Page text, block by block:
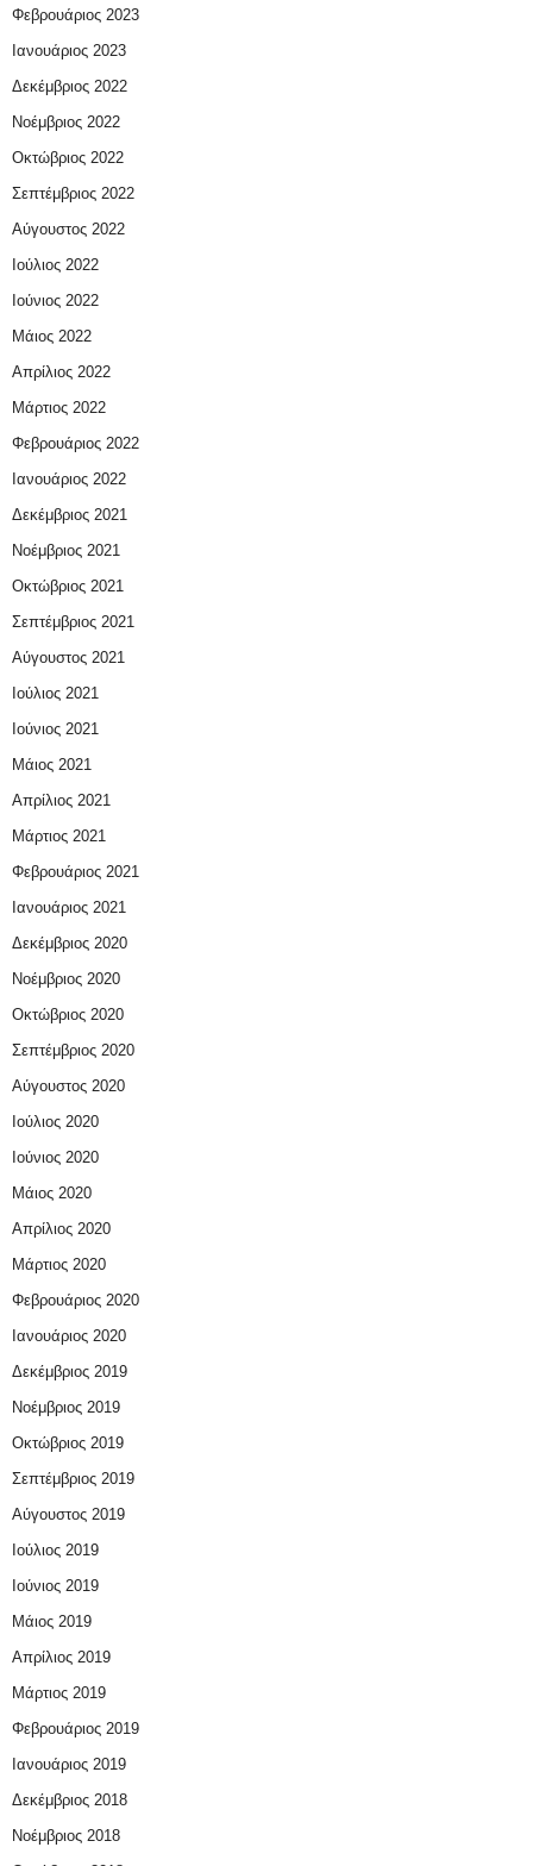
Φεβρουάριος 2023
Ιανουάριος 2023
Δεκέμβριος 2022
Νοέμβριος 2022
Οκτώβριος 2022
Σεπτέμβριος 2022
Αύγουστος 2022
Ιούλιος 2022
Ιούνιος 2022
Μάιος 2022
Απρίλιος 2022
Μάρτιος 2022
Φεβρουάριος 2022
Ιανουάριος 2022
Δεκέμβριος 2021
Νοέμβριος 2021
Οκτώβριος 2021
Σεπτέμβριος 2021
Αύγουστος 2021
Ιούλιος 2021
Ιούνιος 2021
Μάιος 2021
Απρίλιος 2021
Μάρτιος 2021
Φεβρουάριος 2021
Ιανουάριος 2021
Δεκέμβριος 2020
Νοέμβριος 2020
Οκτώβριος 2020
Σεπτέμβριος 2020
Αύγουστος 2020
Ιούλιος 2020
Ιούνιος 2020
Μάιος 2020
Απρίλιος 2020
Μάρτιος 2020
Φεβρουάριος 2020
Ιανουάριος 2020
Δεκέμβριος 2019
Νοέμβριος 2019
Οκτώβριος 2019
Σεπτέμβριος 2019
Αύγουστος 2019
Ιούλιος 2019
Ιούνιος 2019
Μάιος 2019
Απρίλιος 2019
Μάρτιος 2019
Φεβρουάριος 2019
Ιανουάριος 2019
Δεκέμβριος 2018
Νοέμβριος 2018